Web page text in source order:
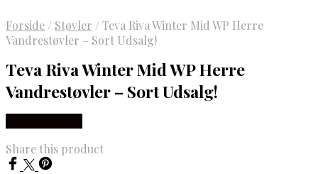
Forside / Støvler / Teva Riva Winter Mid WP Herre
Vandrestøvler – Sort Udsalg!
Teva Riva Winter Mid WP Herre
Vandrestøvler – Sort Udsalg!
Share this product